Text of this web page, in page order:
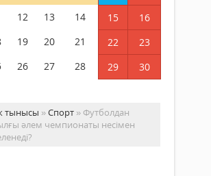
12 13 14 15
16
19 20 21 22
23
26 27 28 29
30
тынысы »Спорт » Футболдан
әлем чемпионаты несімен